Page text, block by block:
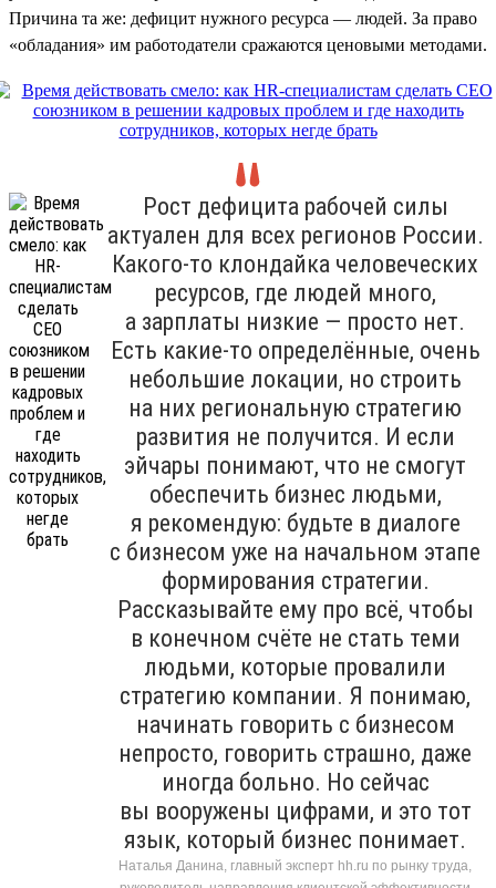
Причина та же: дефицит нужного ресурса — людей. За право
«обладания» им работодатели сражаются ценовыми методами.
Рост дефицита рабочей силы
актуален для всех регионов России.
Какого-то клондайка человеческих
ресурсов, где людей много,
а зарплаты низкие — просто нет.
Есть какие-то определённые, очень
небольшие локации, но строить
на них региональную стратегию
развития не получится. И если
эйчары понимают, что не смогут
обеспечить бизнес людьми,
я рекомендую: будьте в диалоге
с бизнесом уже на начальном этапе
формирования стратегии.
Рассказывайте ему про всё, чтобы
в конечном счёте не стать теми
людьми, которые провалили
стратегию компании. Я понимаю,
начинать говорить с бизнесом
непросто, говорить страшно, даже
иногда больно. Но сейчас
вы вооружены цифрами, и это тот
язык, который бизнес понимает.
Наталья Данина, главный эксперт hh.ru по рынку труда,